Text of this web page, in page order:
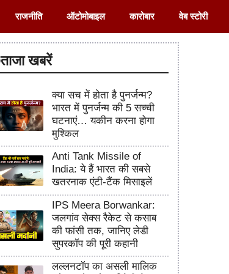
राजनीति ऑटोमोबाइल कारोबार वेब स्टोरी
ताजा खबरें
क्या सच में होता है पुनर्जन्म?
भारत में पुनर्जन्म की 5 सच्ची
घटनाएं… यकीन करना होगा
मुश्किल
Anti Tank Missile of
India: ये हैं भारत की सबसे
खतरनाक एंटी-टैंक मिसाइलें
IPS Meera Borwankar:
जलगांव सेक्स रैकेट से कसाब
की फांसी तक, जानिए लेडी
सुपरकॉप की पूरी कहानी
लल्लनटॉप का असली मालिक